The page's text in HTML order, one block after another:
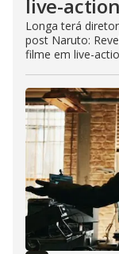
live-action
Longa terá
post Naruto:
filme em live-